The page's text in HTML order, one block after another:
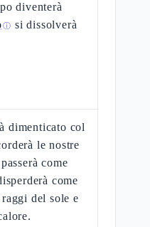
diventerà
ⓘ si dissolverà
dimenticato col
le nostre
come
come
del sole e